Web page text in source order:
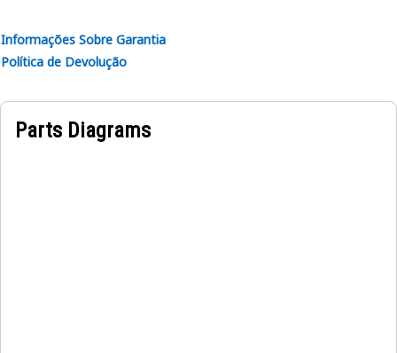
Informações Sobre Garantia
Política de Devolução
Parts Diagrams